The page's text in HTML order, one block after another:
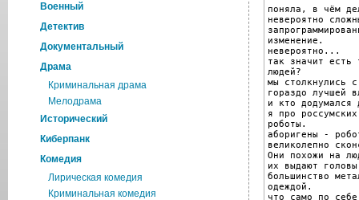
Военный
Детектив
Документальный
Драма
Криминальная драма
Мелодрама
Исторический
Киберпанк
Комедия
Лирическая комедия
Криминальная комедия
поняла, в чём
невероятно
изменение.
невероятно...
так значит есть
людей?
мы столкнулись
гораздо лучшей
и кто додумался
я про
роботы.
аборигены -
великолепно
Они похожи на
их выдают
большинство
одеждой.
что само по